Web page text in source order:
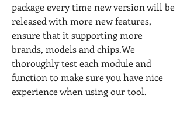
package every time new version will be
released with more new features,
ensure that it supporting more
brands, models and chips.We
thoroughly test each module and
function to make sure you have nice
experience when using our tool.